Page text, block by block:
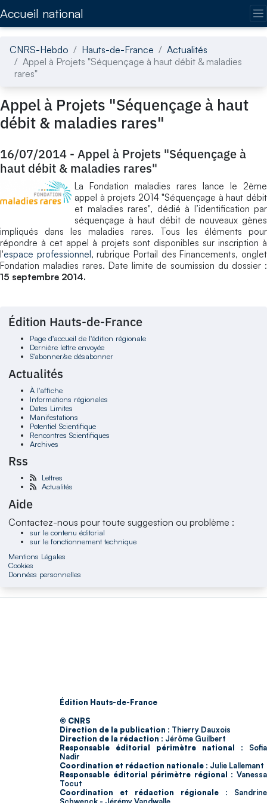
Accueil national
CNRS-Hebdo Hauts-de-France
Actualités
Appel à Projets "Séquençage à haut débit & maladies
rares"
Appel à Projets "Séquençage à haut
débit & maladies rares"
16/07/2014 - Appel à Projets "Séquençage à
haut débit & maladies rares"
La Fondation maladies rares lance le 2ème
appel à projets 2014 "Séquençage à haut débit
et maladies rares", dédié à l’identification par
séquençage à haut débit de nouveaux gènes
impliqués dans les maladies rares. Tous les éléments pour
répondre à cet appel à projets sont disponibles sur inscription à
l'espace professionnel, rubrique Portail des Financements, onglet
Fondation maladies rares. Date limite de soumission du dossier :
15 septembre 2014.
Édition Hauts-de-France
Page d'accueil de l'édition régionale
Dernière lettre envoyée
S'abonner/se désabonner
Actualités
À l'affiche
Informations régionales
Dates Limites
Manifestations
Potentiel Scientifique
Rencontres Scientifiques
Archives
Rss
Lettres
Actualités
Aide
Contactez-nous pour toute suggestion ou problème :
sur le contenu éditorial
sur le fonctionnement technique
Mentions Légales
Cookies
Données personnelles
Édition Hauts-de-France
© CNRS
Direction de la publication : Thierry Dauxois
Direction de la rédaction : Jérôme Guilbert
Responsable éditorial périmètre national : Sofia
Nadir
Coordination et rédaction nationale : Julie Lallemant
Responsable éditorial périmètre régional : Vanessa
Tocut
Coordination et rédaction régionale : Sandrine